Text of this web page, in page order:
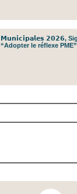
𝗠𝘂𝗻𝗶𝗰𝗶𝗽𝗮𝗹𝗲𝘀 𝟮𝟬𝟮𝟲,
“Adopter le réflexe